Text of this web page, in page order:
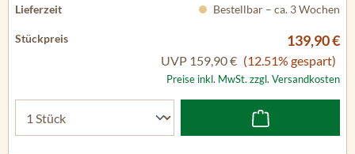
Bestellbar – ca. 3 Wochen
139,90 €
UVP 159,90 € (12.51% gespart)
Preise inkl. MwSt. zzgl. Versandkosten